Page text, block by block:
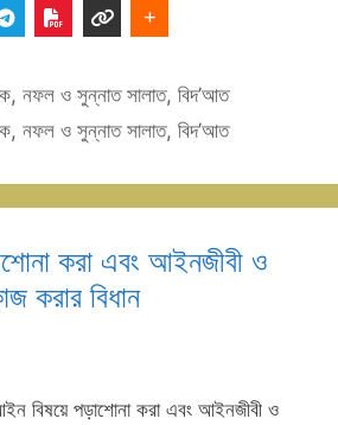
,নফল ও সুন্নাত সালাত,বিদ’আত
,নফল ও সুন্নাত সালাত,বিদ’আত
করা এবং আইনজীবী ও
করার বিধান
আইন বিষয়ে পড়াশোনা করা এবং আইনজীবী ও